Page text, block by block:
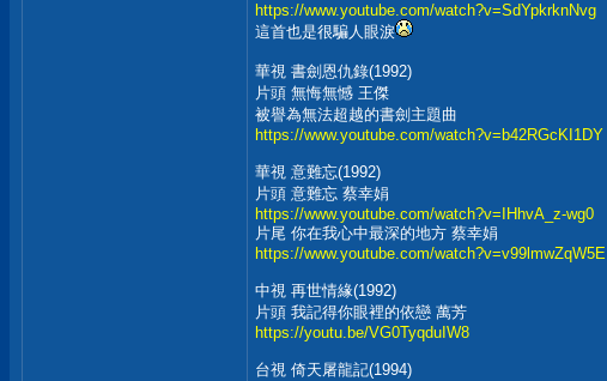
https://www.youtube.com/watch?v=SdYpkrknNvg
這首也是很騙人眼淚
華視 書劍恩仇錄(1992)
片頭 無悔無憾 王傑
被譽為無法超越的書劍主題曲
https://www.youtube.com/watch?v=b42RGcKI1DY
華視 意難忘(1992)
片頭 意難忘 蔡幸娟
https://www.youtube.com/watch?v=IHhvA_z-wg0
片尾 你在我心中最深的地方 蔡幸娟
https://www.youtube.com/watch?v=v99lmwZqW5E
中視 再世情緣(1992)
片頭 我記得你眼裡的依戀 萬芳
https://youtu.be/VG0TyqduIW8
台視 倚天屠龍記(1994)